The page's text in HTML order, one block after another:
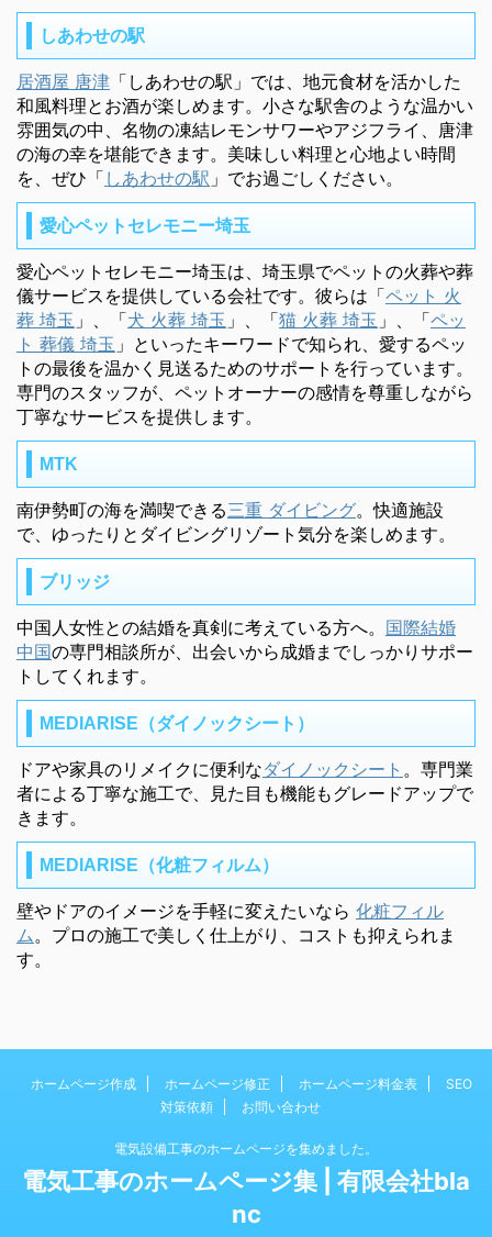
しあわせの駅
居酒屋 唐津 「しあわせの駅」では、地元食材を活かした
和風料理とお酒が楽しめます。小さな駅舎のような温かい
雰囲気の中、名物の凍結レモンサワーやアジフライ、唐津
の海の幸を堪能できます。美味しい料理と心地よい時間
を、ぜひ「 しあわせの駅 」でお過ごしください。
愛心ペットセレモニー埼玉
愛心ペットセレモニー埼玉は、埼玉県でペットの火葬や葬
儀サービスを提供している会社です。彼らは「ペット 火
葬 埼玉 」、「犬 火葬 埼玉 」、「猫 火葬 埼玉 」、「ペッ
ト 葬儀 埼玉 」といったキーワードで知られ、愛するペッ
トの最後を温かく見送るためのサポートを行っています。
専門のスタッフが、ペットオーナーの感情を尊重しながら
丁寧なサービスを提供します。
MTK
南伊勢町の海を満喫できる三重 ダイビング。快適施設
で、ゆったりとダイビングリゾート気分を楽しめます。
ブリッジ
中国人女性との結婚を真剣に考えている方へ。 国際結婚
中国の専門相談所が、出会いから成婚までしっかりサポー
トしてくれます。
MEDIARISE（ダイノックシート）
ドアや家具のリメイクに便利なダイノックシート 。専門業
者による丁寧な施工で、見た目も機能もグレードアップで
きます。
MEDIARISE（化粧フィルム）
壁やドアのイメージを手軽に変えたいなら 化粧フィル
ム 。プロの施工で美しく仕上がり、コストも抑えられま
す。
ホームページ作成 ホームページ修正 ホームページ料金表
SEO
対策依頼
お問い合わせ
電気設備工事のホームページを集めました。
電気工事のホームページ集 | 有限会社bla
nc